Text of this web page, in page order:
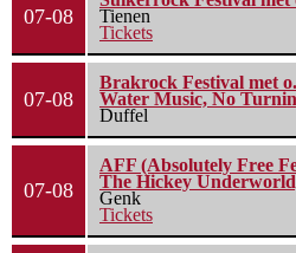
07-08
Tienen
Tickets
07-08
Brakrock Festival met
Water Music, No
Duffel
07-08
AFF (Absolutely Free
The Hickey
Genk
Tickets